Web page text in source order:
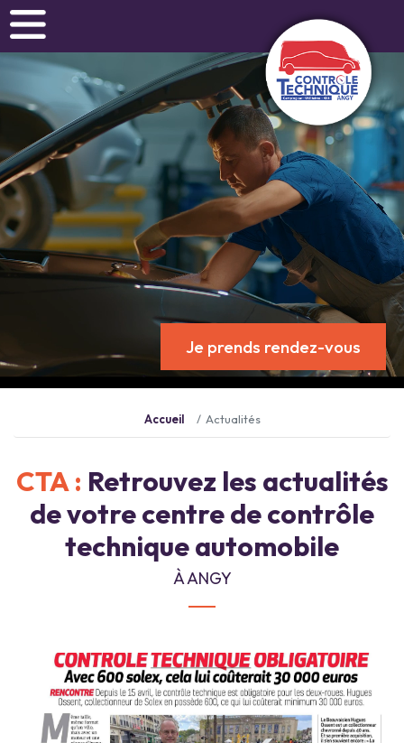
Je prends rendez-vous
Accueil Actualités
CTA : Retrouvez les actualités
de votre centre de contrôle
technique automobile
À ANGY